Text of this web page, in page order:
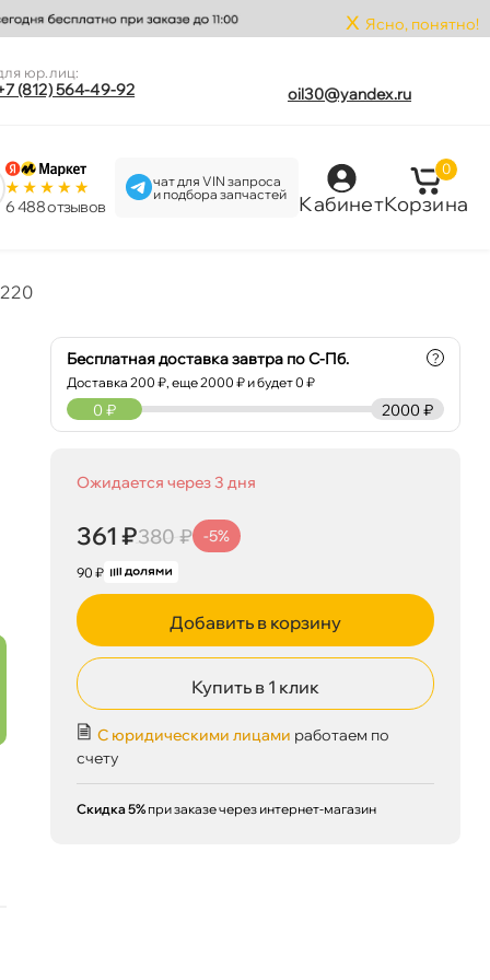
x Ясно, понятно!
юр.лиц:
(812) 564-49-92 oil30@yandex.ru
6 488 отзыво
чат для VIN запроса
и подбора запчастей
Кабинет
0
Корзина
Бесплатная доставка завтра по С-Пб.
Доставка200 ₽, еще2000 ₽ и будет 0 ₽
?
2000 ₽
0 ₽
Ожидается через 3 дня
361 ₽380 ₽ -5%
90 ₽
Добавить в корзину
Купить в 1 клик
С юридическими лицами работаем по
счету
Скидка 5% при заказе через интернет-магазин